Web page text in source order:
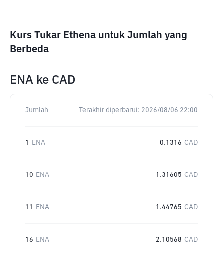
Kurs Tukar Ethena untuk Jumlah yang
Berbeda
ENA ke CAD
Jumlah Terakhir diperbarui: 2026/08/06 22:00
1 ENA 0.1316 CAD
10 ENA 1.31605 CAD
11 ENA 1.44765 CAD
16 ENA 2.10568 CAD